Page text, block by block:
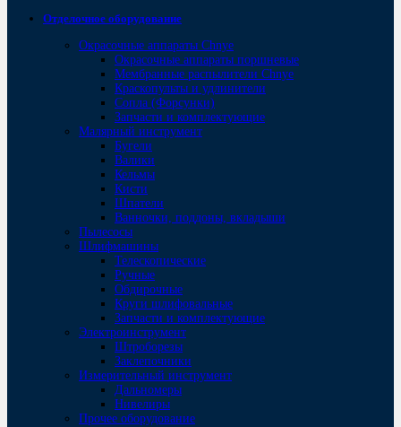
Отделочное оборудование
Окрасочные аппараты Chnye
Окрасочные аппараты поршневые
Мембранные распылители Chnye
Краскопульты и удлинители
Сопла (Форсунки)
Запчасти и комплектующие
Малярный инструмент
Бугели
Валики
Кельмы
Кисти
Шпатели
Ванночки, поддоны, вкладыши
Пылесосы
Шлифмашины
Телескопические
Ручные
Обдирочные
Круги шлифовальные
Запчасти и комплектующие
Электроинструмент
Штроборезы
Заклепочники
Измерительный инструмент
Дальномеры
Нивелиры
Прочее оборудование